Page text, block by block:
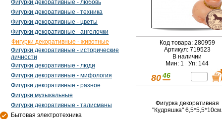
Фигурки декоративные - любовь
Фигурки декоративные - техника
Фигурки декоративные - цветы
Фигурки декоративные - ангелочки
Фигурки декоративные - животные
Фигурки декоративные - исторические
личности
Фигурки декоративные - люди
Фигурки декоративные - мифология
Фигурки декоративные - разное
Фигурки музыкальные
Фигурки декоративные - талисманы
Бытовая электротехника
Код товара: 280959
Артикул: 719523
В наличии
Мин: 1 Уп: 144
80 46
Фигурка декоративная
"Кудряшка" 6,5*5,5*10см.